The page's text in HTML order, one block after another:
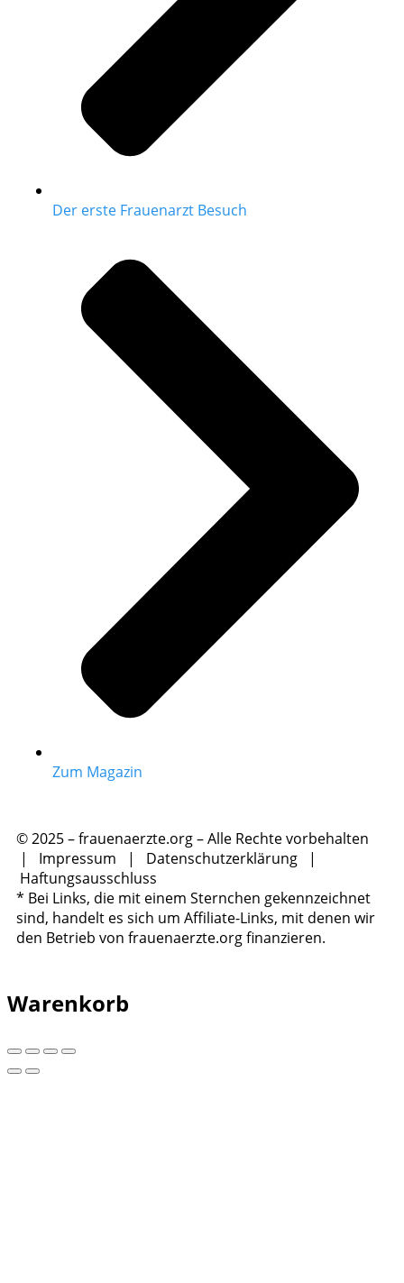
Der erste Frauenarzt Besuch
Zum Magazin
© 2025 – frauenaerzte.org – Alle Rechte vorbehalten
| Impressum | Datenschutzerklärung |
Haftungsausschluss
* Bei Links, die mit einem Sternchen gekennzeichnet
sind, handelt es sich um Affiliate-Links, mit denen wir
den Betrieb von frauenaerzte.org finanzieren.
Warenkorb